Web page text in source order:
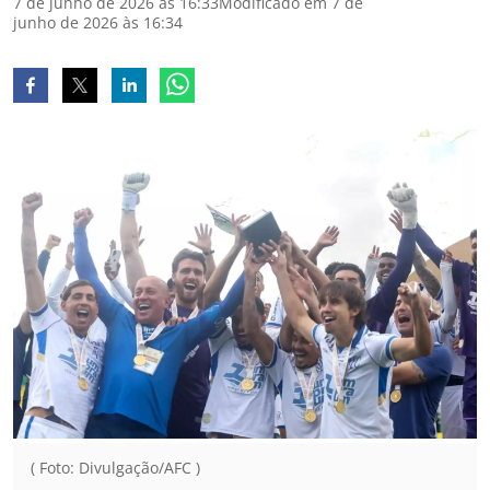
junho de 2026 às 16:34
( Foto: Divulgação/AFC )